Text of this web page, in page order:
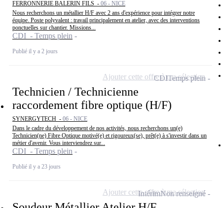
FERRONNERIE BALERIN FILS - 06 - NICE
Nous recherchons un métallier H/F avec 2 ans d'expérience pour intégrer notre
équipe. Poste polyvalent : travail principalement en atelier, avec des interventions
ponctuelles sur chantier. Missions...
CDI - Temps plein
Publié il y a 2 jours
Technicien / Technicienne
raccordement fibre optique (H/F)
SYNERGYTECH - 06 - NICE
Dans le cadre du développement de nos activités, nous recherchons un(e)
Technicien(ne) Fibre Optique motivé(e) et rigoureux(se), prêt(e) à s'investir dans un
métier d'avenir. Vous interviendrez sur...
CDI - Temps plein
Publié il y a 23 jours
CDITemps plein
Ajouter cette offre à ma sélection
IntérimNon renseigné
Ajouter cette offre à ma sélection